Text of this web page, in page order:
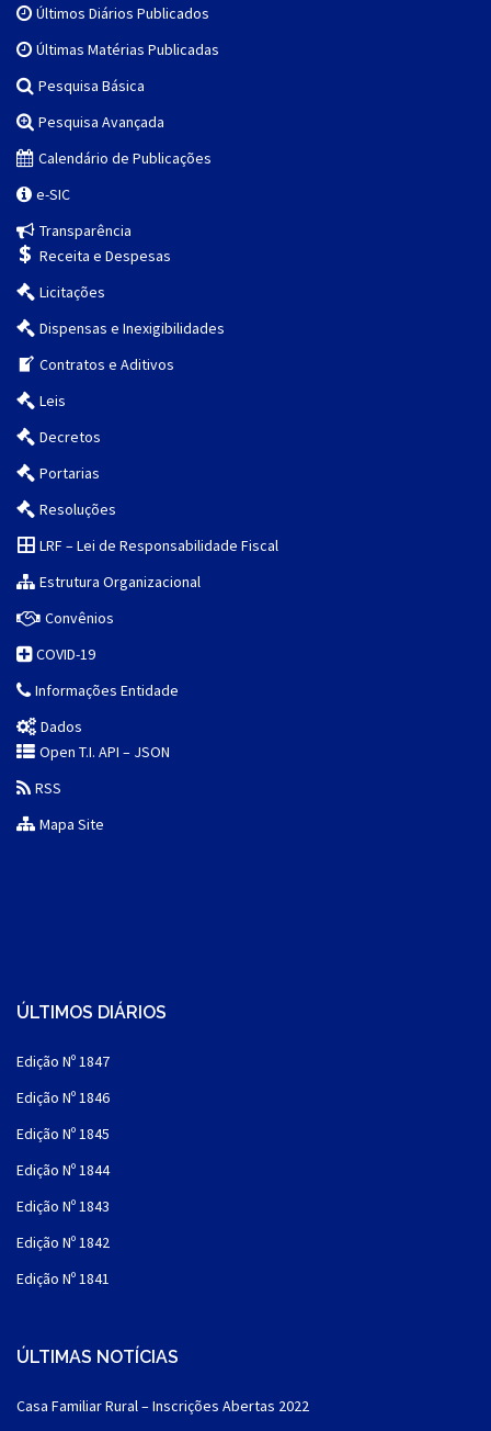
Últimos Diários Publicados
Últimas Matérias Publicadas
Pesquisa Básica
Pesquisa Avançada
Calendário de Publicações
e-SIC
Transparência
Receita e Despesas
Licitações
Dispensas e Inexigibilidades
Contratos e Aditivos
Leis
Decretos
Portarias
Resoluções
LRF – Lei de Responsabilidade Fiscal
Estrutura Organizacional
Convênios
COVID-19
Informações Entidade
Dados
Open T.I. API – JSON
RSS
Mapa Site
ÚLTIMOS DIÁRIOS
Edição Nº 1847
Edição Nº 1846
Edição Nº 1845
Edição Nº 1844
Edição Nº 1843
Edição Nº 1842
Edição Nº 1841
ÚLTIMAS NOTÍCIAS
Casa Familiar Rural – Inscrições Abertas 2022